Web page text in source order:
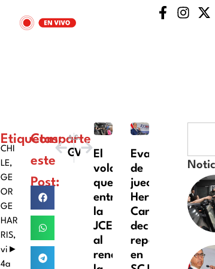
Etiquetas:
CHI
LE,
GE
OR
GE
HAR
RIS,
vi►
4a
Comparte
este
Post:
ANTERIOR
George Harris en Viña 2025: Reacciones de comediantes chilenos tras su polémico show
SIGUIENTE
Vuelta Independencia 2025 arranca este lunes con 136 ciclistas El
volante
que
entrega
la
JCE
al
renovar
Evaluación
de
jueces:
Herrera
Carbuccia
declina
repostularse
en